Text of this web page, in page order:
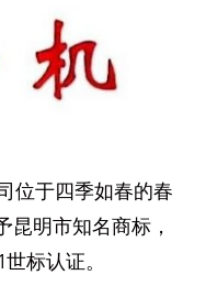
位于四季如春的春
昆明市知名商标，
标认证。